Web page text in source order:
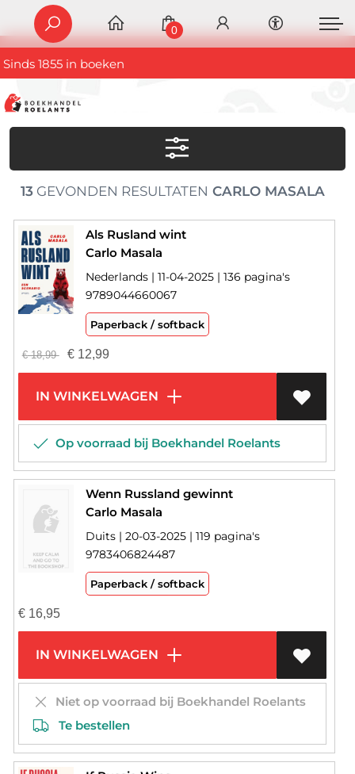
Sinds 1855 in boeken
0
13GEVONDEN RESULTATEN CARLO MASALA
Als Rusland wint
Carlo Masala
Nederlands | 11-04-2025 | 136 pagina's
9789044660067
Paperback / softback
€18,99 €12,99
IN WINKELWAGEN
Op voorraad bij Boekhandel Roelants
Wenn Russland gewinnt
Carlo Masala
Duits | 20-03-2025 | 119 pagina's
9783406824487
Paperback / softback
€16,95
IN WINKELWAGEN
Niet op voorraad bij Boekhandel Roelants
Te bestellen